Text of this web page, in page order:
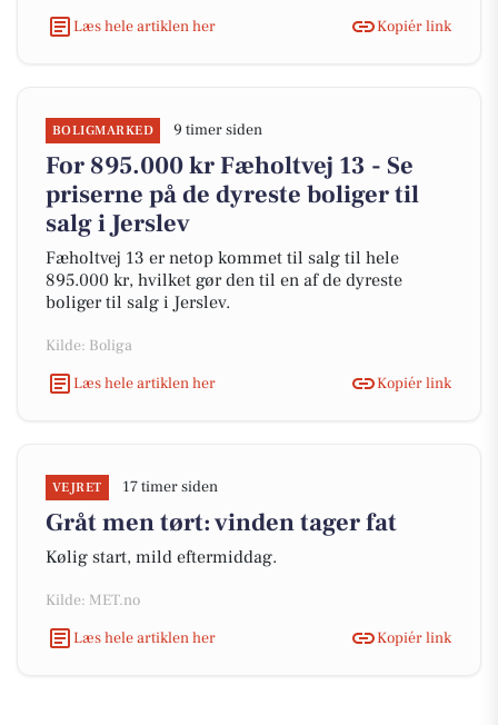
Læs hele artiklen her
Kopiér link
BOLIGMARKED 9 timer siden
For 895.000 kr Fæholtvej 13 - Se
priserne på de dyreste boliger til
salg i Jerslev
Fæholtvej 13 er netop kommet til salg til hele
895.000 kr, hvilket gør den til en af de dyreste
boliger til salg i Jerslev.
Kilde: Boliga
Læs hele artiklen her
Kopiér link
VEJRET 17 timer siden
Gråt men tørt: vinden tager fat
Kølig start, mild eftermiddag.
Kilde: MET.no
Læs hele artiklen her
Kopiér link